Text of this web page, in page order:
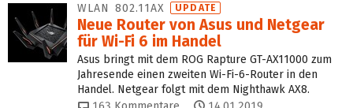
WLAN 802.11AX UPDATE
Neue Router von Asus und Netgear
für Wi-Fi 6 im Handel
Asus bringt mit dem ROG Rapture GT-AX11000 zum
Jahresende einen zweiten Wi-Fi-6-Router in den
Handel. Netgear folgt mit dem Nighthawk AX8.